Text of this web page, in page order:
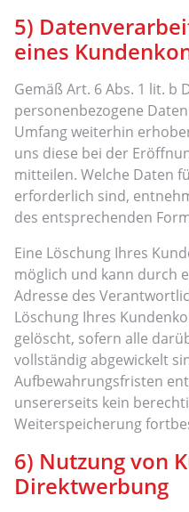
5)
eines
Gemäß Art. 6 Abs. 1 lit. b
personenbezogene
Umfang weiterhin
uns diese bei der
mitteilen. Welche Daten
erforderlich sind,
des entsprechenden
Eine Löschung Ihres
möglich und kann durch
Adresse des
Löschung Ihres
gelöscht, sofern alle
vollständig abgewickelt
Aufbewahrungsfristen
unsererseits kein
Weiterspeicherung
6) Nutzung von
Direktwerbung